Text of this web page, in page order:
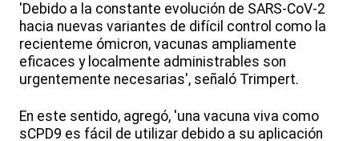
'Debido a la constante evolución de SARS-CoV-2
hacia nuevas variantes de difícil control como la
recienteme ómicron, vacunas ampliamente
eficaces y localmente administrables son
urgentemente necesarias', señaló Trimpert.
En este sentido, agregó, 'una vacuna viva como
sCPD9 es fácil de utilizar debido a su aplicación